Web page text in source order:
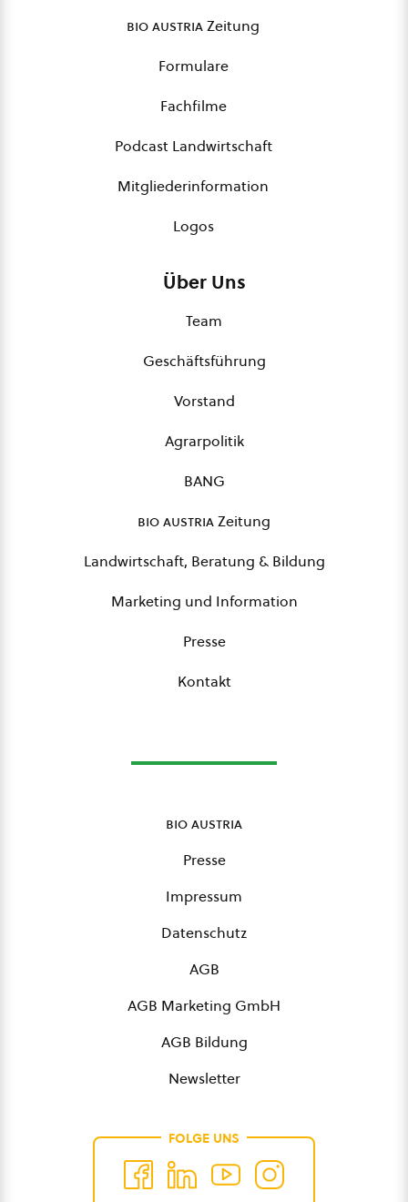
bio austriaZeitung
Formulare
Fachfilme
Podcast Landwirtschaft
Mitgliederinformation
Logos
Über Uns
Team
Geschäftsführung
Vorstand
Agrarpolitik
BANG
bio austriaZeitung
Landwirtschaft, Beratung & Bildung
Marketing und Information
Presse
Kontakt
bio austria
Presse
Impressum
Datenschutz
AGB
AGB Marketing GmbH
AGB Bildung
Newsletter
FOLGE UNS